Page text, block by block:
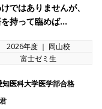
ではありませんが、
持って臨めば…
2026年度 ｜ 岡山校
富士ゼミ生
知医科大学医学部合格